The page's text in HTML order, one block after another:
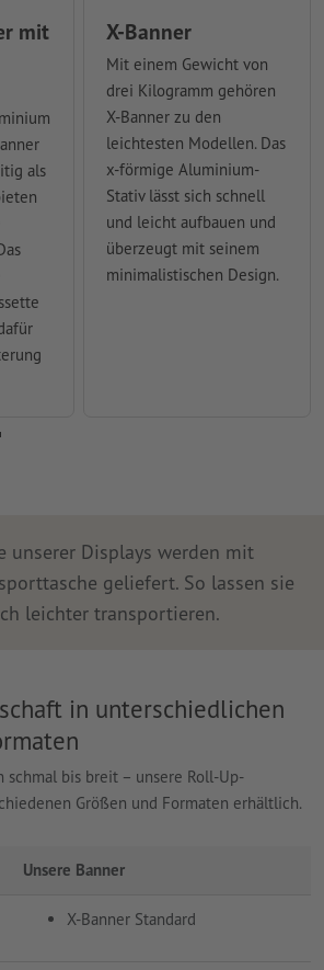
mit
als
X-Banner
Mit einem Gewicht von
drei Kilogramm gehören
X-Banner zu den
leichtesten Modellen. Das
x-förmige Aluminium-
Stativ lässt sich schnell
und leicht aufbauen und
überzeugt mit seinem
minimalistischen Design.
unserer Displays werden mit
geliefert. So lassen sie
leichter transportieren.
in unterschiedlichen
schmal bis breit – unsere Roll-Up-
Größen und Formaten erhältlich.
Unsere Banner
X-Banner Standard